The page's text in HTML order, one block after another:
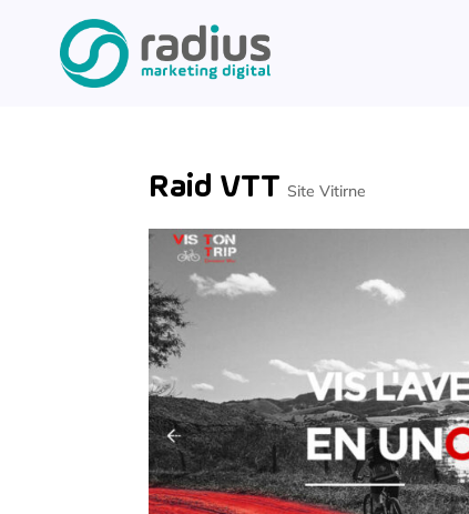
Raid VTT Site Vitirne